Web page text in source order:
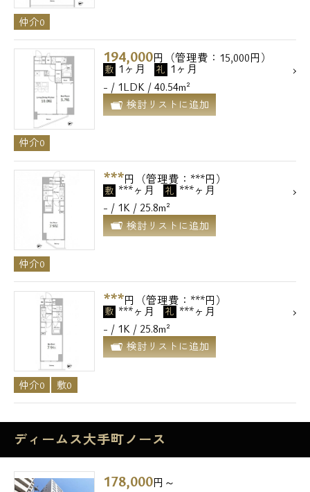
仲介0
194,000円（管理費：15,000円）
敷 1ヶ月 礼 1ヶ月
- / 1LDK / 40.54m²
検討リストに追加
仲介0
***円（管理費：***円）
敷 ***ヶ月 礼 ***ヶ月
- / 1K / 25.8m²
検討リストに追加
仲介0
***円（管理費：***円）
敷 ***ヶ月 礼 ***ヶ月
- / 1K / 25.8m²
検討リストに追加
仲介0 敷0
ディームス大手町ノース
178,000円～